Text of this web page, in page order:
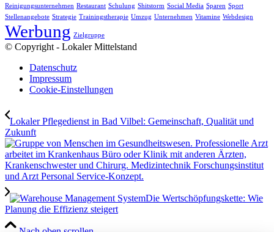
Reinigungsunternehmen Restaurant Schulung Shitstorm Social Media Sparen Sport
Stellenangebote Strategie Trainingstherapie Umzug Unternehmen Vitamine Webdesign
Werbung Zielgruppe
© Copyright - Lokaler Mittelstand
Datenschutz
Impressum
Cookie-Einstellungen
Lokaler Pflegedienst in Bad Vilbel: Gemeinschaft, Qualität und
Zukunft
Die Wertschöpfungskette: Wie
Planung die Effizienz steigert